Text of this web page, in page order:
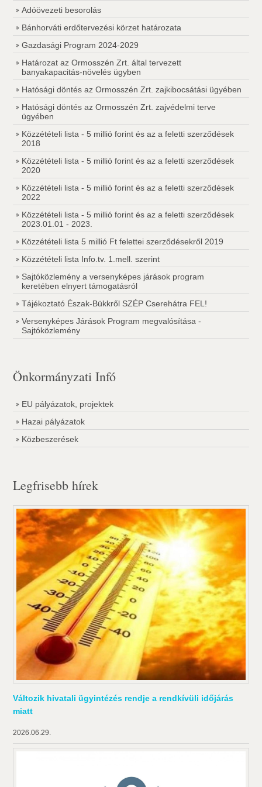
Adóövezeti besorolás
Bánhorváti erdőtervezési körzet határozata
Gazdasági Program 2024-2029
Határozat az Ormosszén Zrt. által tervezett
banyakapacitás-növelés ügyben
Hatósági döntés az Ormosszén Zrt. zajkibocsátási ügyében
Hatósági döntés az Ormosszén Zrt. zajvédelmi terve
ügyében
Közzétételi lista - 5 millió forint és az a feletti szerződések
2018
Közzétételi lista - 5 millió forint és az a feletti szerződések
2020
Közzétételi lista - 5 millió forint és az a feletti szerződések
2022
Közzétételi lista - 5 millió forint és az a feletti szerződések
2023.01.01 - 2023.
Közzétételi lista 5 millió Ft felettei szerződésekről 2019
Közzétételi lista Info.tv. 1.mell. szerint
Sajtóközlemény a versenyképes járások program
keretében elnyert támogatásról
Tájékoztató Észak-Bükkről SZÉP Cserehátra FEL!
Versenyképes Járások Program megvalósítása -
Sajtóközlemény
Önkormányzati Infó
EU pályázatok, projektek
Hazai pályázatok
Közbeszerések
Legfrisebb hírek
Változik hivatali ügyintézés rendje a rendkívüli időjárás
miatt
2026.06.29.